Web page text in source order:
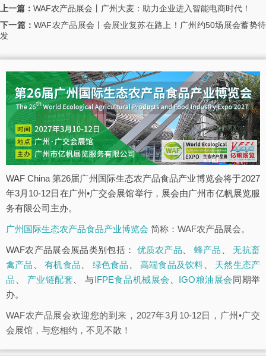
上一篇： WAF农产品展会丨广州大麦：助力企业进入智能电商时代！
下一篇：WAF农产品展会丨会展业复苏在路上！广州约50场展会蓄势待
发
WAF China 第26届广州国际生态农产品食品产业博览会将于2027
年3月10-12日在广州•广交会展馆举行，展会由广州市亿帆展览服
务有限公司主办。
广州国际生态农产品食品产业博览会 简称：WAF农产品展会。
WAF农产品展会展品类别包括： 优质农产品 蜂产品 、无抗畜
禽产品
、有机食品 绿色食品 高端食品及饮料
天然生态产
品
产业链配套 、 与IFPE食品机械展会 IGO粮油展会同期举
办。
WAF农产品展会欢迎您的到来，2027年3月10-12日，广州•广交
会展馆，与您相约，不见不散！